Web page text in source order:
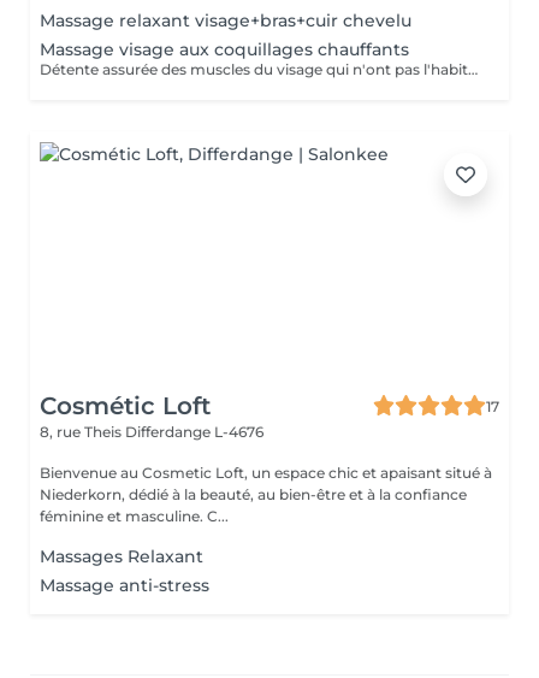
Massage relaxant visage+bras+cuir chevelu
Massage visage aux coquillages chauffants
Détente assurée des muscles du visage qui n'ont pas l'habitude de se relâcher. Après quelques manoeuvres manuelles, les coquillages chauds entrent en scène pour votre plus grande relaxation. Coquillages de Tahiti.
Cosmétic Loft
17
8, rue Theis Differdange L-4676
Bienvenue au Cosmetic Loft, un espace chic et apaisant situé à
Niederkorn, dédié à la beauté, au bien-être et à la confiance
féminine et masculine. C...
Massages Relaxant
Massage anti-stress